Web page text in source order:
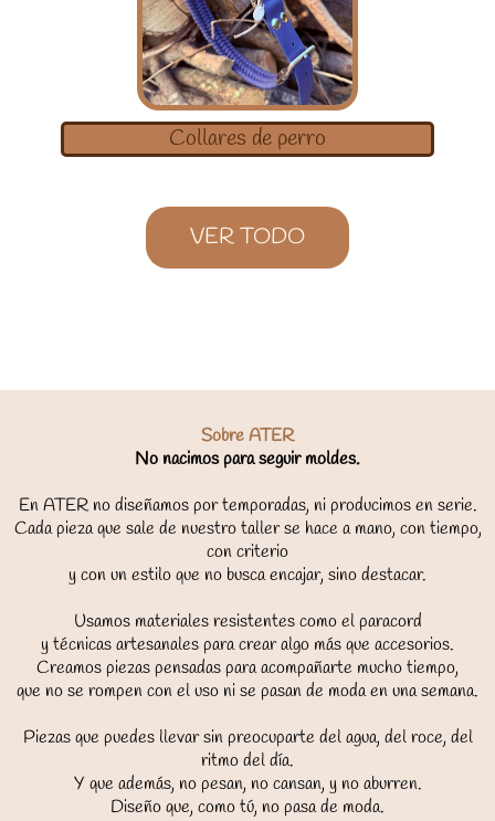
Collares de perro
VER TODO
Sobre ATER
No nacimos para seguir moldes.
En ATER no diseñamos por temporadas, ni producimos en serie.
Cada pieza que sale de nuestro taller se hace a mano, con tiempo,
con criterio
y con un estilo que no busca encajar, sino destacar.
Usamos materiales resistentes como el paracord
y técnicas artesanales para crear algo más que accesorios.
Creamos piezas pensadas para acompañarte mucho tiempo,
que no se rompen con el uso ni se pasan de moda en una semana.
Piezas que puedes llevar sin preocuparte del agua, del roce, del
ritmo del día.
Y que además, no pesan, no cansan, y no aburren.
Diseño que, como tú, no pasa de moda.